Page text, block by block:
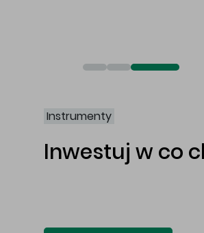
Otwórz rachunek maklerski
Otwórz konto IKE/IKZE
Świat bez swap i
Instrumenty
Inwestuj w co